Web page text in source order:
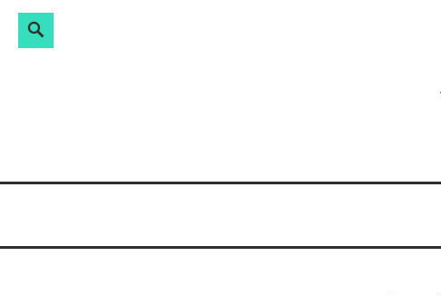
Search